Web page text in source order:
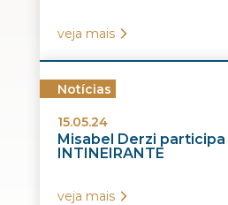
veja mais
Notícias
15.05.24
Misabel Derzi participa
INTINEIRANTE
veja mais